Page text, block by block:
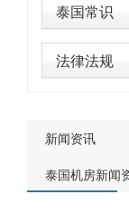
泰国常识
法律法规
新闻资讯
泰国机房新闻